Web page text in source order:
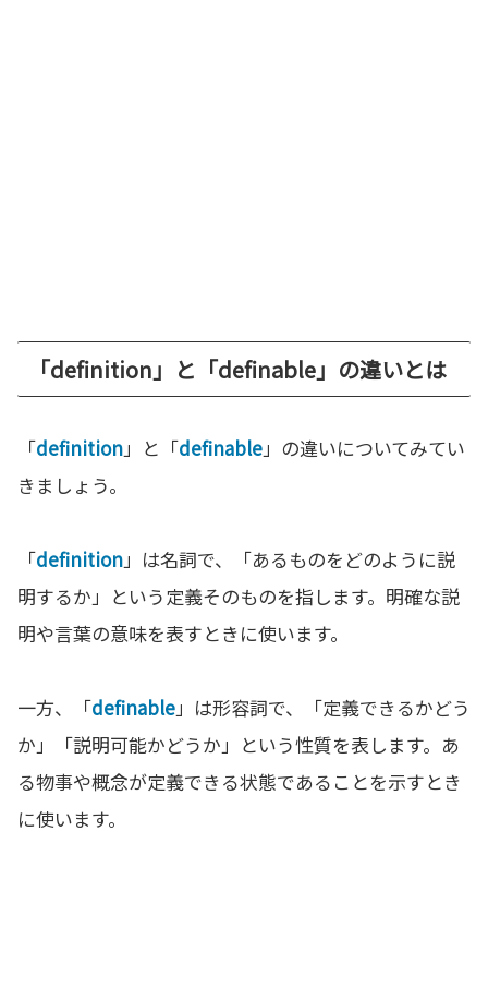
「definition」と「definable」の違いとは
「definition」と「definable」の違いについてみてい
きましょう。
「definition」は名詞で、「あるものをどのように説
明するか」という定義そのものを指します。明確な説
明や言葉の意味を表すときに使います。
一方、「definable」は形容詞で、「定義できるかどう
か」「説明可能かどうか」という性質を表します。あ
る物事や概念が定義できる状態であることを示すとき
に使います。